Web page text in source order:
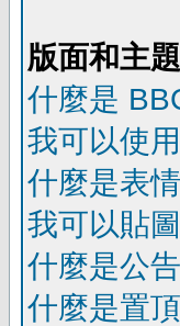
版面和主
什麼是
我可以使
什麼是表
我可以貼
什麼是公
什麼是置